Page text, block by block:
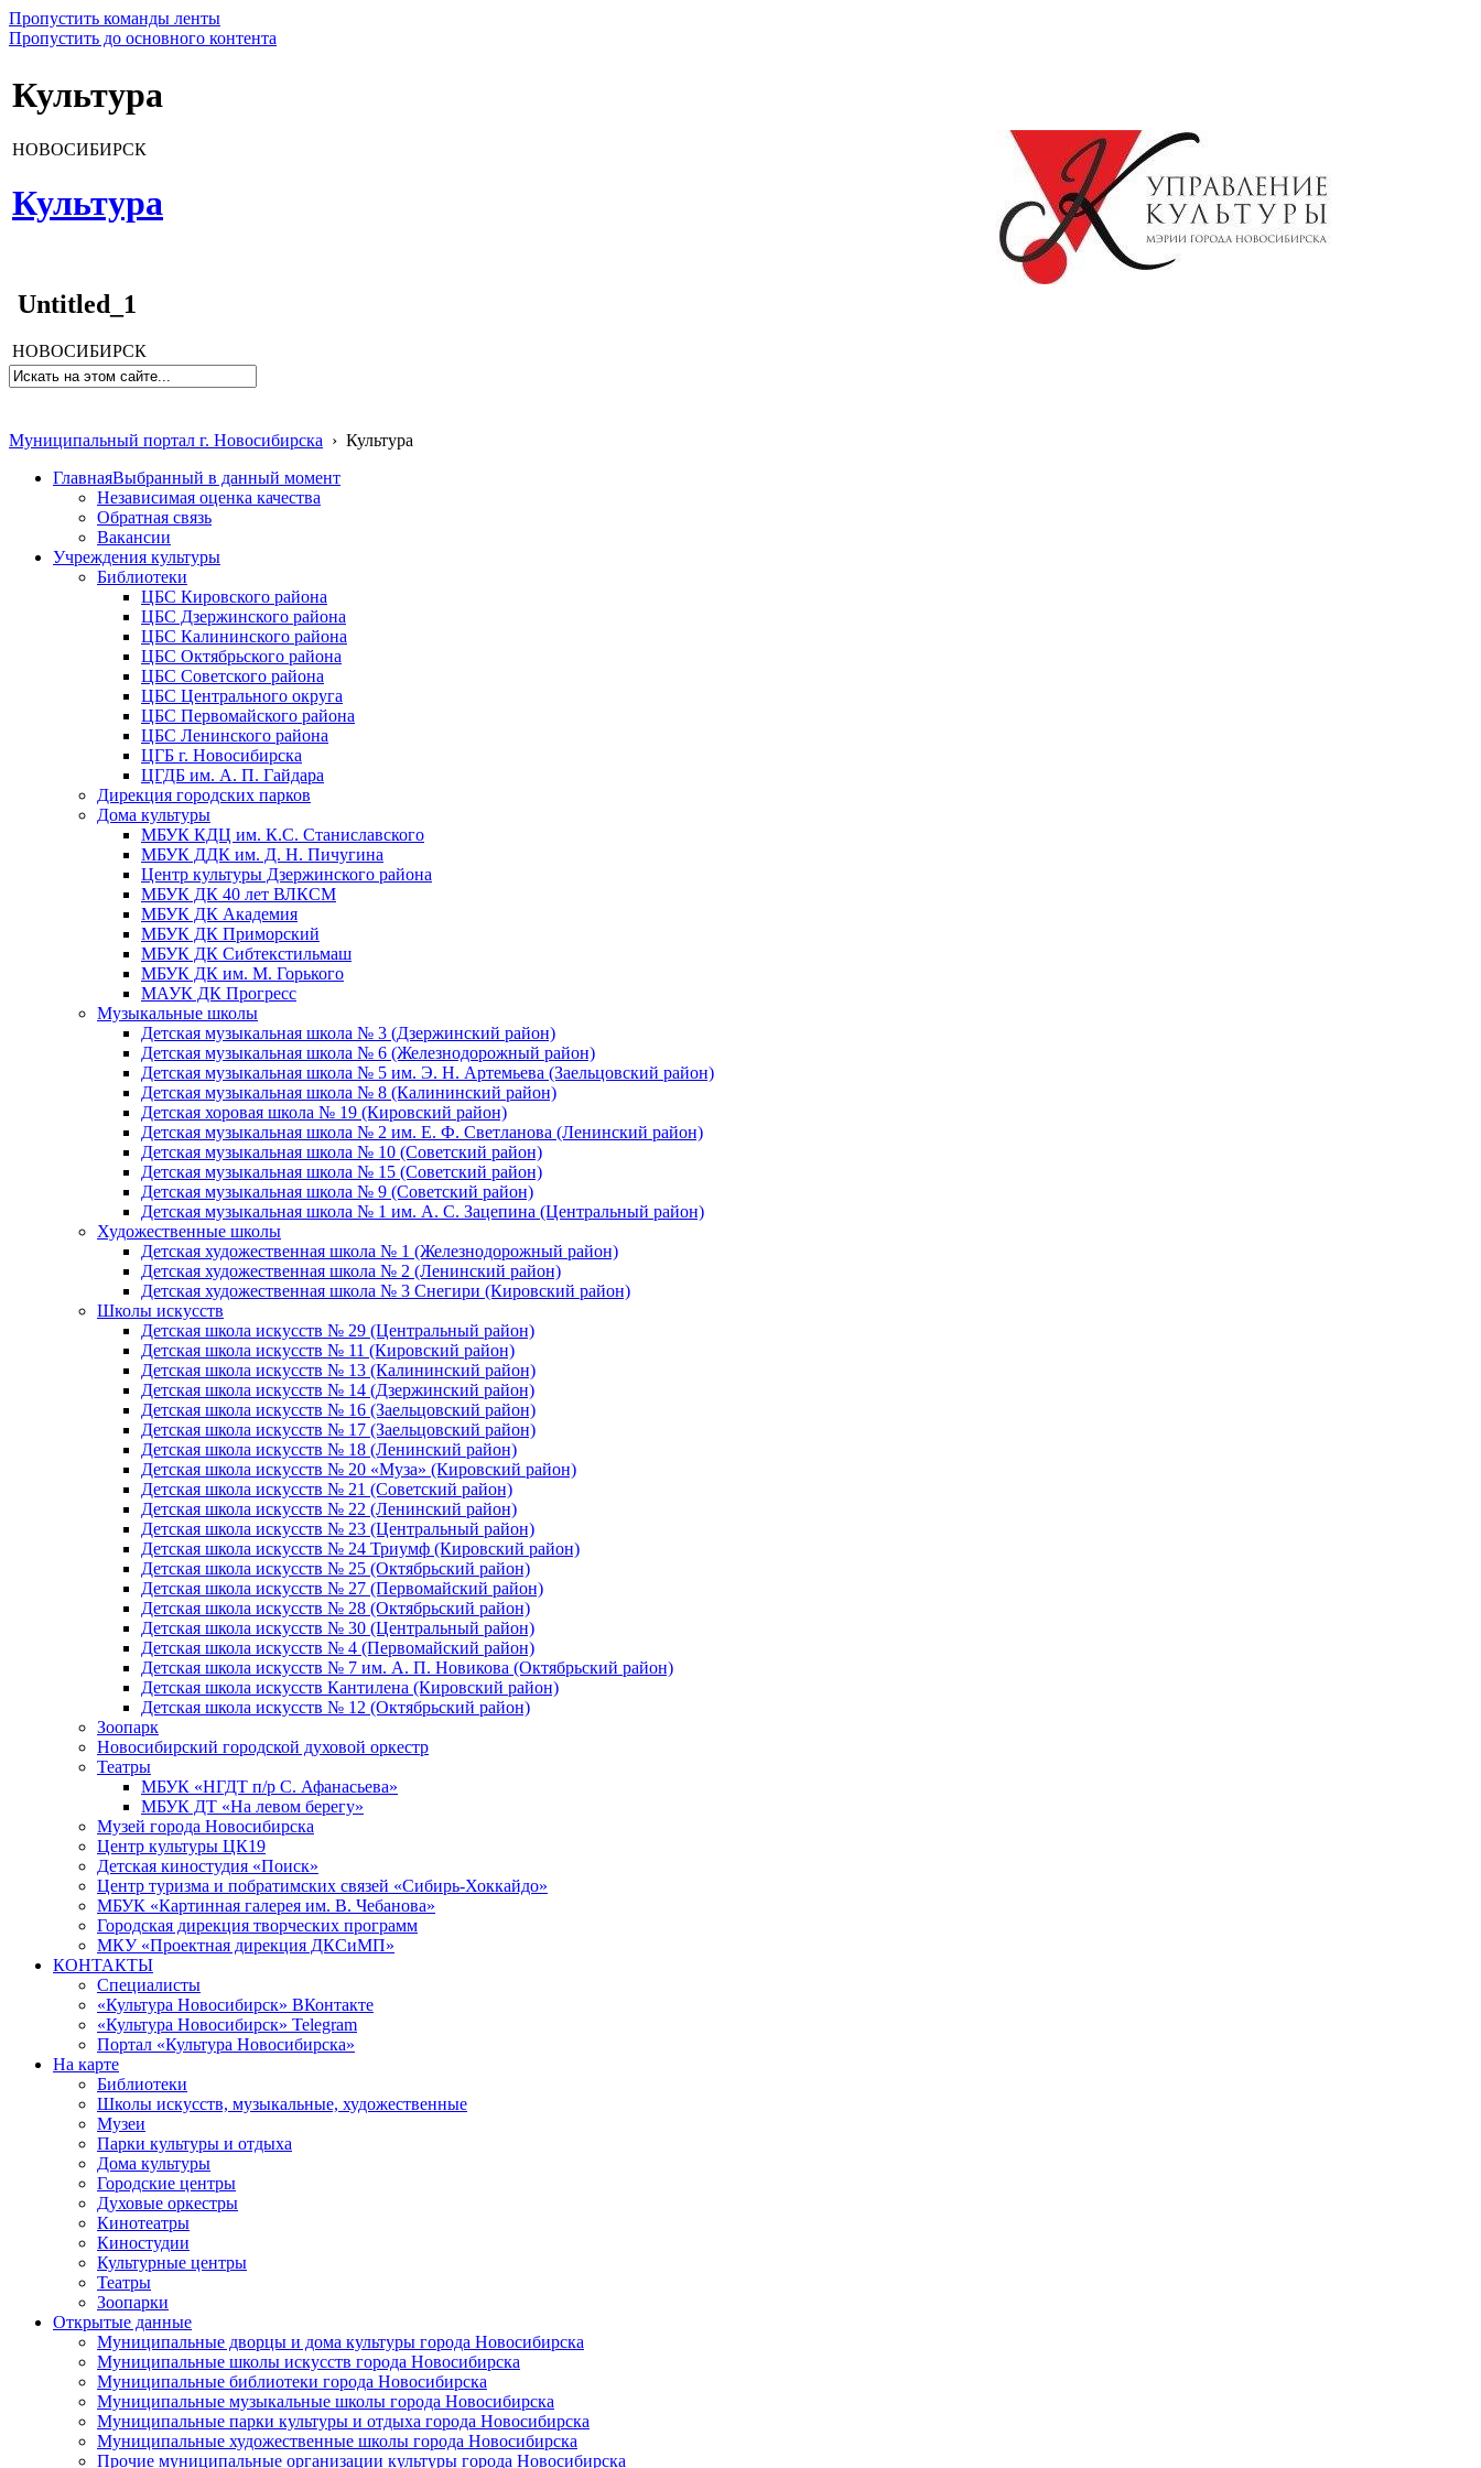
Пропустить команды ленты
Пропустить до основного контента
Культура
НОВОСИБИРСК
Культура
Untitled_1
НОВОСИБИРСК
Муниципальный портал г. Новосибирска › Культура
ГлавнаяВыбранный в данный момент
Независимая оценка качества
Обратная связь
Вакансии
Учреждения культуры
Библиотеки
ЦБС Кировского района
ЦБС Дзержинского района
ЦБС Калининского района
ЦБС Октябрьского района
ЦБС Советского района
ЦБС Центрального округа
ЦБС Первомайского района
ЦБС Ленинского района
ЦГБ г. Новосибирска
ЦГДБ им. А. П. Гайдара
Дирекция городских парков
Дома культуры
МБУК КДЦ им. К.С. Станиславского
МБУК ДДК им. Д. Н. Пичугина
Центр культуры Дзержинского района
МБУК ДК 40 лет ВЛКСМ
МБУК ДК Академия
МБУК ДК Приморский
МБУК ДК Сибтекстильмаш
МБУК ДК им. М. Горького
МАУК ДК Прогресс
Музыкальные школы
Детская музыкальная школа № 3 (Дзержинский район)
Детская музыкальная школа № 6 (Железнодорожный район)
Детская музыкальная школа № 5 им. Э. Н. Артемьева (Заельцовский район)
Детская музыкальная школа № 8 (Калининский район)
Детская хоровая школа № 19 (Кировский район)
Детская музыкальная школа № 2 им. Е. Ф. Светланова (Ленинский район)
Детская музыкальная школа № 10 (Советский район)
Детская музыкальная школа № 15 (Советский район)
Детская музыкальная школа № 9 (Советский район)
Детская музыкальная школа № 1 им. А. С. Зацепина (Центральный район)
Художественные школы
Детская художественная школа № 1 (Железнодорожный район)
Детская художественная школа № 2 (Ленинский район)
Детская художественная школа № 3 Снегири (Кировский район)
Школы искусств
Детская школа искусств № 29 (Центральный район)
Детская школа искусств № 11 (Кировский район)
Детская школа искусств № 13 (Калининский район)
Детская школа искусств № 14 (Дзержинский район)
Детская школа искусств № 16 (Заельцовский район)
Детская школа искусств № 17 (Заельцовский район)
Детская школа искусств № 18 (Ленинский район)
Детская школа искусств № 20 «Муза» (Кировский район)
Детская школа искусств № 21 (Советский район)
Детская школа искусств № 22 (Ленинский район)
Детская школа искусств № 23 (Центральный район)
Детская школа искусств № 24 Триумф (Кировский район)
Детская школа искусств № 25 (Октябрьский район)
Детская школа искусств № 27 (Первомайский район)
Детская школа искусств № 28 (Октябрьский район)
Детская школа искусств № 30 (Центральный район)
Детская школа искусств № 4 (Первомайский район)
Детская школа искусств № 7 им. А. П. Новикова (Октябрьский район)
Детская школа искусств Кантилена (Кировский район)
Детская школа искусств № 12 (Октябрьский район)
Зоопарк
Новосибирский городской духовой оркестр
Театры
МБУК «НГДТ п/р С. Афанасьева»
МБУК ДТ «На левом берегу»
Музей города Новосибирска
Центр культуры ЦК19
Детская киностудия «Поиск»
Центр туризма и побратимских связей «Сибирь-Хоккайдо»
МБУК «Картинная галерея им. В. Чебанова»
Городская дирекция творческих программ
МКУ «Проектная дирекция ДКСиМП»
КОНТАКТЫ
Специалисты
«Культура Новосибирск» ВКонтакте
«Культура Новосибирск» Telegram
Портал «Культура Новосибирска»
На карте
Библиотеки
Школы искусств, музыкальные, художественные
Музеи
Парки культуры и отдыха
Дома культуры
Городские центры
Духовые оркестры
Кинотеатры
Киностудии
Культурные центры
Театры
Зоопарки
Открытые данные
Муниципальные дворцы и дома культуры города Новосибирска
Муниципальные школы искусств города Новосибирска
Муниципальные библиотеки города Новосибирска
Муниципальные музыкальные школы города Новосибирска
Муниципальные парки культуры и отдыха города Новосибирска
Муниципальные художественные школы города Новосибирска
Прочие муниципальные организации культуры города Новосибирска